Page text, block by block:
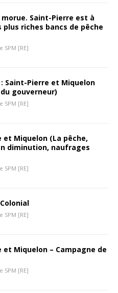
Saint-Pierre est à
riches bancs de pêche
SPM [RE]
Saint-Pierre et Miquelon
gouverneur)
SPM [RE]
et Miquelon (La pêche,
diminution, naufrages
SPM [RE]
SPM [RE]
et Miquelon – Campagne de
SPM [RE]